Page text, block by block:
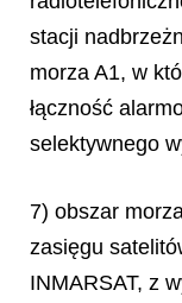
stacji
morza A1, w
łączność
selektywnego
7) obszar
zasięgu
INMARSAT, z